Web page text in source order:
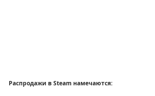
Распродажи в Steam намечаются: